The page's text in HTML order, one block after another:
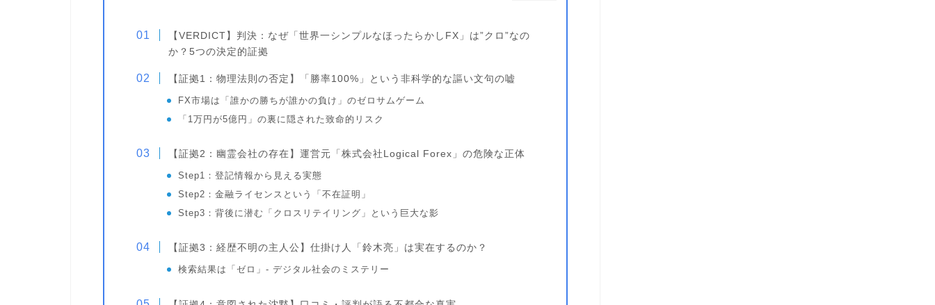
【VERDICT】判決：なぜ「世界一シンプルなほったらかしFX」は”クロ”なの
か？5つの決定的証拠
【証拠1：物理法則の否定】「勝率100%」という非科学的な謳い文句の嘘
FX市場は「誰かの勝ちが誰かの負け」のゼロサムゲーム
「1万円が5億円」の裏に隠された致命的リスク
【証拠2：幽霊会社の存在】運営元「株式会社Logical Forex」の危険な正体
Step1：登記情報から見える実態
Step2：金融ライセンスという「不在証明」
Step3：背後に潜む「クロスリテイリング」という巨大な影
【証拠3：経歴不明の主人公】仕掛け人「鈴木亮」は実在するのか？
検索結果は「ゼロ」- デジタル社会のミステリー